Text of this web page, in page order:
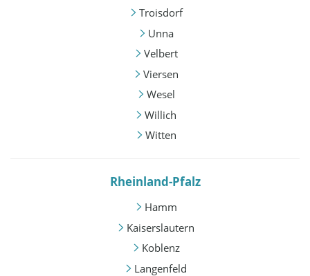
Troisdorf
Unna
Velbert
Viersen
Wesel
Willich
Witten
Rheinland-Pfalz
Hamm
Kaiserslautern
Koblenz
Langenfeld